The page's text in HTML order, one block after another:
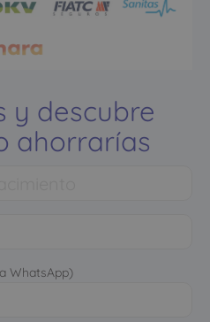
y descubre
ahorrarías
WhatsApp)